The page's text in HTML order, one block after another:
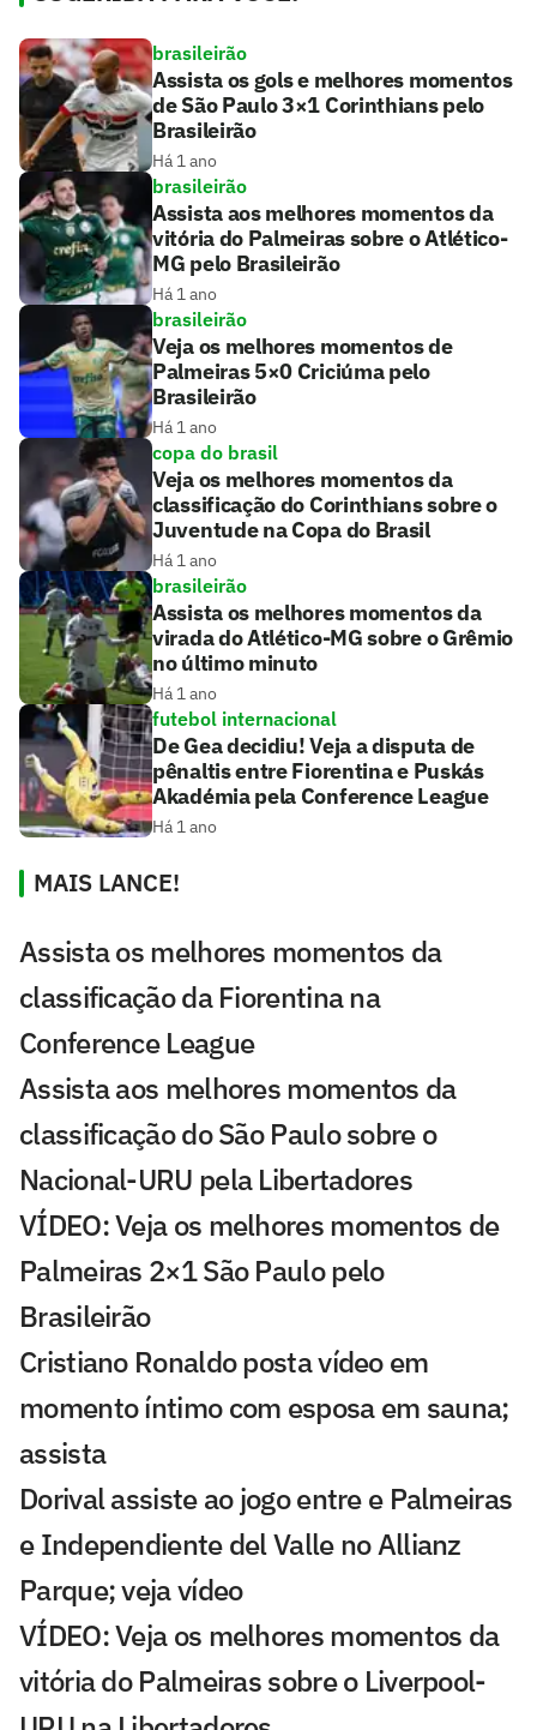
brasileirão
Assista os gols e melhores momentos
de São Paulo 3×1 Corinthians pelo
Brasileirão
Há 1 ano
brasileirão
Assista aos melhores momentos da
vitória do Palmeiras sobre o Atlético-
MG pelo Brasileirão
Há 1 ano
brasileirão
Veja os melhores momentos de
Palmeiras 5×0 Criciúma pelo
Brasileirão
Há 1 ano
copa do brasil
Veja os melhores momentos da
classificação do Corinthians sobre o
Juventude na Copa do Brasil
Há 1 ano
brasileirão
Assista os melhores momentos da
virada do Atlético-MG sobre o Grêmio
no último minuto
Há 1 ano
futebol internacional
De Gea decidiu! Veja a disputa de
pênaltis entre Fiorentina e Puskás
Akadémia pela Conference League
Há 1 ano
MAIS LANCE!
Assista os melhores momentos da
classificação da Fiorentina na
Conference League
Assista aos melhores momentos da
classificação do São Paulo sobre o
Nacional-URU pela Libertadores
VÍDEO: Veja os melhores momentos de
Palmeiras 2×1 São Paulo pelo
Brasileirão
Cristiano Ronaldo posta vídeo em
momento íntimo com esposa em sauna;
assista
Dorival assiste ao jogo entre e Palmeiras
e Independiente del Valle no Allianz
Parque; veja vídeo
VÍDEO: Veja os melhores momentos da
vitória do Palmeiras sobre o Liverpool-